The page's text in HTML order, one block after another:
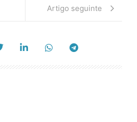
Artigo seguinte